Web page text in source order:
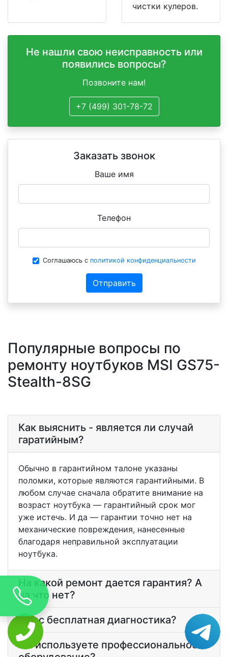
чистки кулеров.
Не нашли свою неисправность или
появились вопросы?
Позвоните нам!
+7 (499) 301-78-72
Заказать звонок
Ваше имя
Телефон
Соглашаюсь с политикой конфиденциальности
Отправить
Популярные вопросы по
ремонту ноутбуков MSI GS75-
Stealth-8SG
Как выяснить - является ли случай
гаратийным?
Обычно в гарантийном талоне указаны
поломки, которые являются гарантийными. В
любом случае сначала обратите внимание на
возраст ноутбука — гарантийный срок мог
уже истечь. И да — гарантии точно нет на
механические повреждения, нанесенные
благодаря неправильной эксплуатации
ноутбука.
На какой ремонт дается гарантия? А
на что нет?
У вас бесплатная диагностика?
Вы используете профессиональное